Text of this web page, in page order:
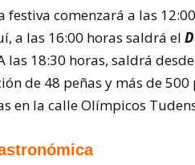
festiva comenzará a las
a las 16:00 horas saldrá el
las 18:30 horas, saldrá
de 48 peñas y más de
en la calle Olímpicos